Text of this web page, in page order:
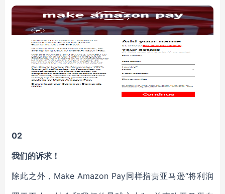
02
我们的诉求！
除此之外，Make Amazon Pay同样指责亚马逊“将利润